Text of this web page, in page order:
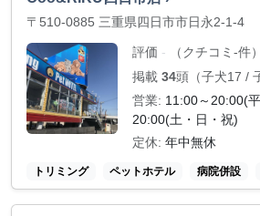
〒510-0885 三重県四日市市日永2-1-4
評価 -
（クチコミ-件）
掲載 34頭（子犬17 /
営業: 11:00～20:00(
20:00(土・日・祝)
定休: 年中無休
トリミング ペットホテル 病院併設